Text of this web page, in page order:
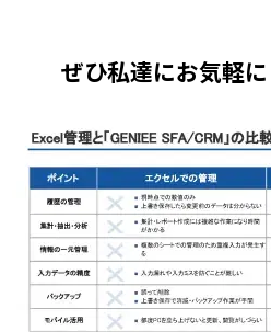
ぜひ私達にお気軽